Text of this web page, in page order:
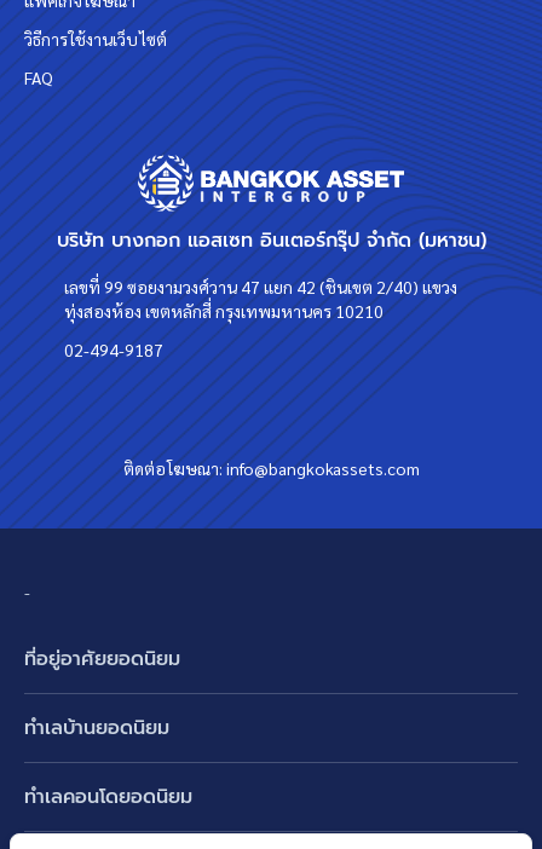
บริษัท บางกอก แอสเซท อินเตอร์กรุ๊ป จำกัด (มหาชน)
เลขที่ 99 ซอยงามวงศ์วาน 47 แยก 42 (ชินเขต 2/40) แขวง
ทุ่งสองห้อง เขตหลักสี่ กรุงเทพมหานคร 10210
02-494-9187
ติดต่อโฆษณา:info@bangkokassets.com
วิธีการใช้งานเว็บไซต์
FAQ
-
ที่อยู่อาศัยยอดนิยม
ทาวน์เฮ้าส์ ทาวน์โฮม
คอนโดมิเนียม
ทำเลบ้านยอดนิยม
ทำเลคอนโดยอดนิยม